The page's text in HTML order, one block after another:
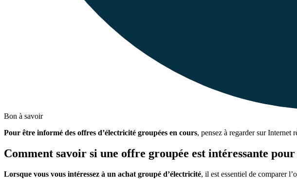
Bon à savoir
Pour être informé des offres d’électricité groupées en cours, pensez à regarder sur Internet
Comment savoir si une offre groupée est intéressante
Lorsque vous vous intéressez à un achat groupé d’électricité, il est essentiel de comparer